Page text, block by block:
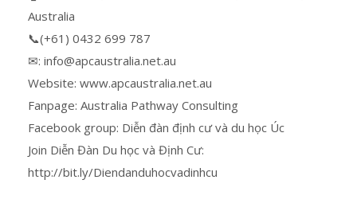
Australia
📞(+61) 0432 699 787
✉: info@apcaustralia.net.au
Website: www.apcaustralia.net.au
Fanpage: Australia Pathway Consulting
Facebook group: Diễn đàn định cư và du học Úc
Join Diễn Đàn Du học và Định Cư:
http://bit.ly/Diendanduhocvadinhcu